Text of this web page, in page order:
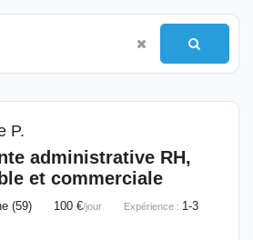
P.
administrative RH,
et commerciale
(59) 100 €/jour Expérience : 1-3